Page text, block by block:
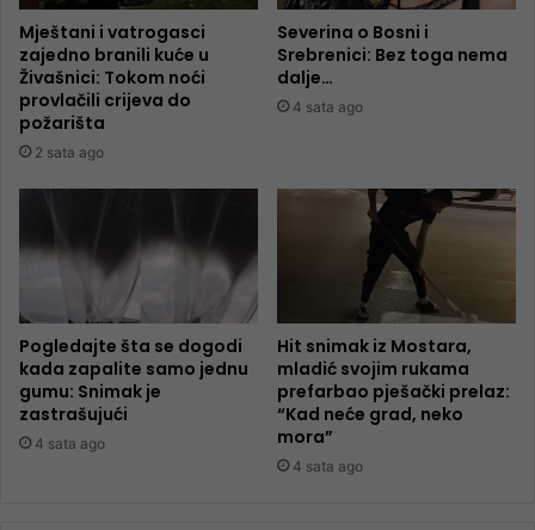
Mještani i vatrogasci
zajedno branili kuće u
Živašnici: Tokom noći
provlačili crijeva do
požarišta
2 sata ago
Severina o Bosni i
Srebrenici: Bez toga nema
dalje…
4 sata ago
Pogledajte šta se dogodi
kada zapalite samo jednu
gumu: Snimak je
zastrašujući
4 sata ago
Hit snimak iz Mostara,
mladić svojim rukama
prefarbao pješački prelaz:
“Kad neće grad, neko
mora”
4 sata ago